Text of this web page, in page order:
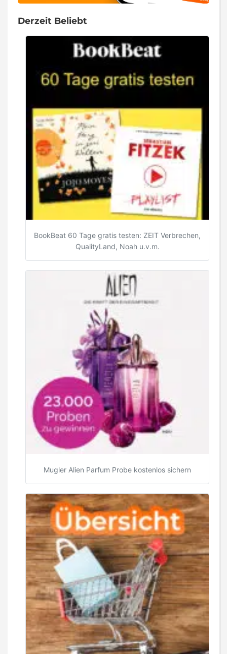
Derzeit Beliebt
BookBeat 60 Tage gratis testen: ZEIT Verbrechen,
QualityLand, Noah u.v.m.
Mugler Alien Parfum Probe kostenlos sichern